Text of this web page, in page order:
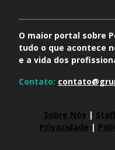
O maior portal sobre
tudo o que acontece
e a vida dos
Contato:
Sobre Nós |
Privacidade |